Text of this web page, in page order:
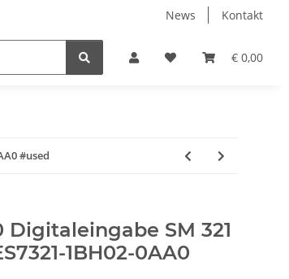
News Kontakt
€ 0,00
#used
Digitaleingabe SM 321
1BH02-0AA0